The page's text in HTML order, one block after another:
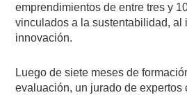
emprendimientos de entre tres y
vinculados a la sustentabilidad, al
innovación.
Luego de siete meses de
evaluación, un jurado de expertos